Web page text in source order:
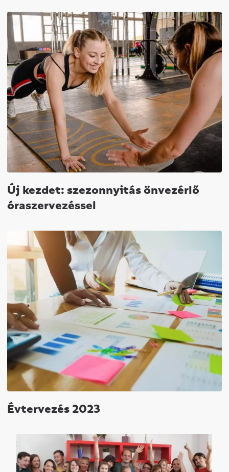
Új kezdet: szezonnyitás önvezérlő
óraszervezéssel
Évtervezés 2023